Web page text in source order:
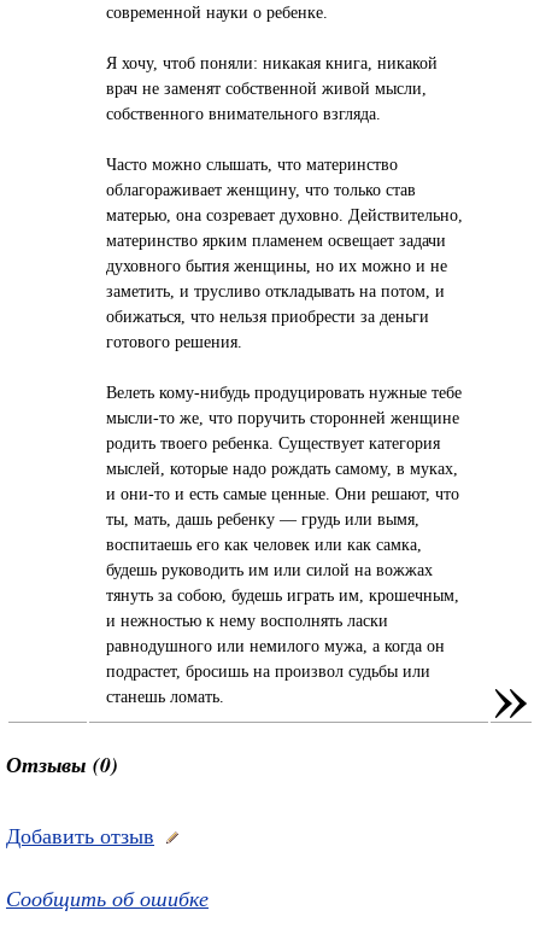
современной науки о ребенке.
Я хочу, чтоб поняли: никакая книга, никакой
врач не заменят собственной живой мысли,
собственного внимательного взгляда.
Часто можно слышать, что материнство
облагораживает женщину, что только став
матерью, она созревает духовно. Действительно,
материнство ярким пламенем освещает задачи
духовного бытия женщины, но их можно и не
заметить, и трусливо откладывать на потом, и
обижаться, что нельзя приобрести за деньги
готового решения.
Велеть кому-нибудь продуцировать нужные тебе
мысли-то же, что поручить сторонней женщине
родить твоего ребенка. Существует категория
мыслей, которые надо рождать самому, в муках,
и они-то и есть самые ценные. Они решают, что
ты, мать, дашь ребенку — грудь или вымя,
воспитаешь его как человек или как самка,
будешь руководить им или силой на вожжах
тянуть за собою, будешь играть им, крошечным,
и нежностью к нему восполнять ласки
равнодушного или немилого мужа, а когда он
подрастет, бросишь на произвол судьбы или
станешь ломать.
»
Отзывы (0)
Добавить отзыв
Сообщить об ошибке